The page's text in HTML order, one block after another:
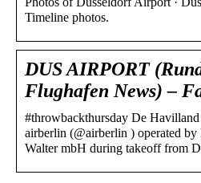
Timeline photos.
DUS AIRPORT
Flughafen News) –
#throwbackthursday De
airberlin (@airberlin ) operated
Walter mbH during takeoff from